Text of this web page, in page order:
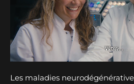
Les maladies